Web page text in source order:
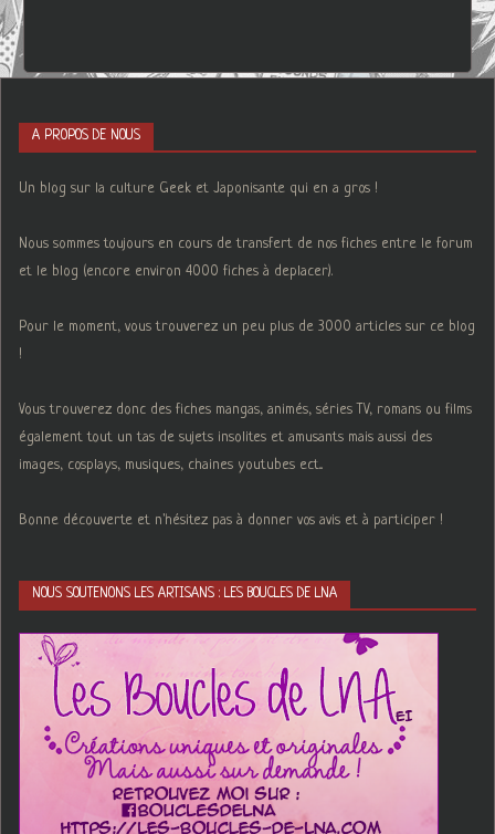
A PROPOS DE NOUS
Un blog sur la culture Geek et Japonisante qui en a gros !
Nous sommes toujours en cours de transfert de nos fiches entre le forum
et le blog (encore environ 4000 fiches à deplacer).
Pour le moment, vous trouverez un peu plus de 3000 articles sur ce blog
!
Vous trouverez donc des fiches mangas, animés, séries TV, romans ou films
également tout un tas de sujets insolites et amusants mais aussi des
images, cosplays, musiques, chaines youtubes ect...
Bonne découverte et n'hésitez pas à donner vos avis et à participer !
NOUS SOUTENONS LES ARTISANS : LES BOUCLES DE LNA